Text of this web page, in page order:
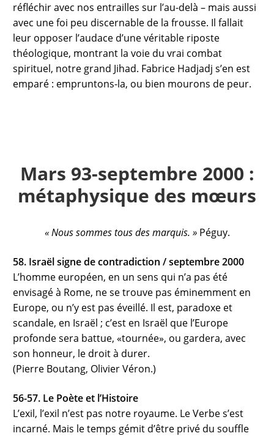
réfléchir avec nos entrailles sur l’au-delà – mais aussi
avec une foi peu discernable de la frousse. Il fallait
leur opposer l’audace d’une véritable riposte
théologique, montrant la voie du vrai combat
spirituel, notre grand Jihad. Fabrice Hadjadj s’en est
emparé : empruntons-la, ou bien mourons de peur.
Mars 93-septembre 2000 :
métaphysique des mœurs
« Nous sommes tous des marquis. » Péguy.
58. Israël signe de contradiction / septembre 2000
L’homme européen, en un sens qui n’a pas été
envisagé à Rome, ne se trouve pas éminemment en
Europe, ou n’y est pas éveillé. Il est, paradoxe et
scandale, en Israël ; c’est en Israël que l’Europe
profonde sera battue, «tournée», ou gardera, avec
son honneur, le droit à durer.
(Pierre Boutang, Olivier Véron.)
56-57. Le Poète et l’Histoire
L’exil, l’exil n’est pas notre royaume. Le Verbe s’est
incarné. Mais le temps gémit d’être privé du souffle